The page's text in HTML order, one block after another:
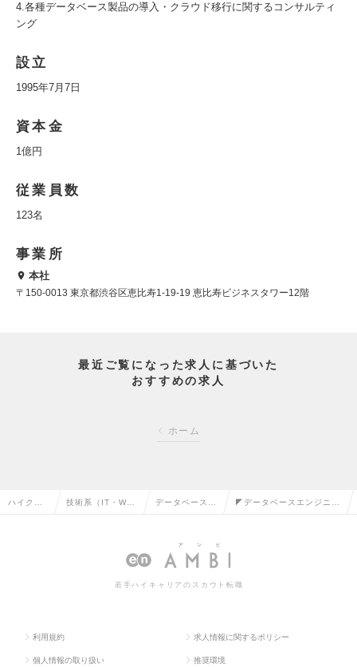
4.各種データベース製品の導入・クラウド移行に関するコンサルティ
ング
設立
1995年7月7日
資本金
1億円
従業員数
123名
事業所
本社
〒150-0013 東京都渋谷区恵比寿1-19-19 恵比寿ビジネスタワー12階
最近ご覧になった求人に基づいた
おすすめの求人
ホーム
ハイクラ 技術系（IT・We データベースエ ◤データベースエンジニア
若手ハイキャリアのスカウト転職
利用規約 求人情報に関するポリシー
個人情報の取り扱い 推奨環境